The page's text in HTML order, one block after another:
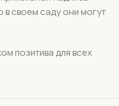
в своем саду они могут
позитива для всех